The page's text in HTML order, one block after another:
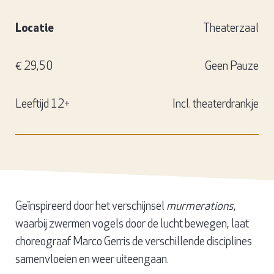
Locatie Theaterzaal
€ 29,50 Geen Pauze
Leeftijd 12+ Incl. theaterdrankje
Geïnspireerd door het verschijnsel murmerations,
waarbij zwermen vogels door de lucht bewegen, laat
choreograaf Marco Gerris de verschillende disciplines
samenvloeien en weer uiteengaan.